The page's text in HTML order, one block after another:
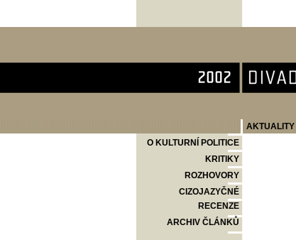
AKTUALITY
O KULTURNÍ POLITICE
KRITIKY
ROZHOVORY
CIZOJAZYČNÉ
RECENZE
ARCHIV ČLÁNKŮ